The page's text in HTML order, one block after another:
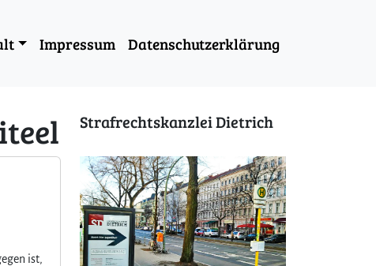
Impressum Datenschutzerklärung
ist,
Strafrechtskanzlei Dietrich